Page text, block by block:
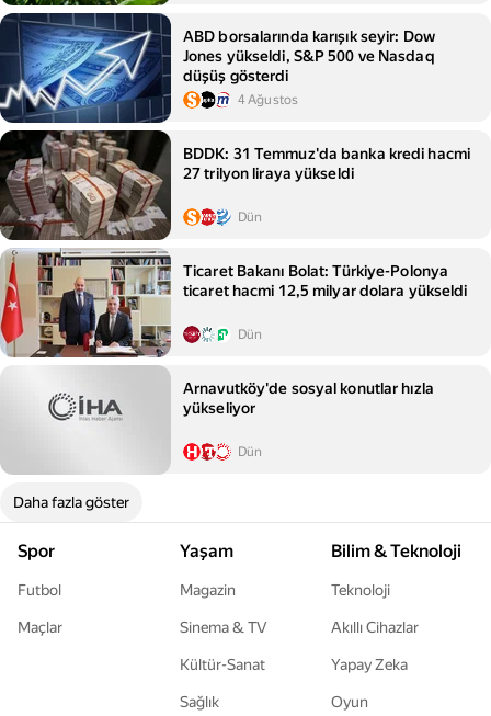
ABD borsalarında karışık seyir: Dow
Jones yükseldi, S&P 500 ve Nasdaq
düşüş gösterdi
4 Ağustos
BDDK: 31 Temmuz'da banka kredi hacmi
27 trilyon liraya yükseldi
Dün
Ticaret Bakanı Bolat: Türkiye-Polonya
ticaret hacmi 12,5 milyar dolara yükseldi
Dün
Arnavutköy'de sosyal konutlar hızla
yükseliyor
Dün
Daha fazla göster
Spor
Futbol
Maçlar
Yaşam
Magazin
Sinema & TV
Kültür-Sanat
Sağlık
Bilim & Teknoloji
Teknoloji
Akıllı Cihazlar
Yapay Zeka
Oyun